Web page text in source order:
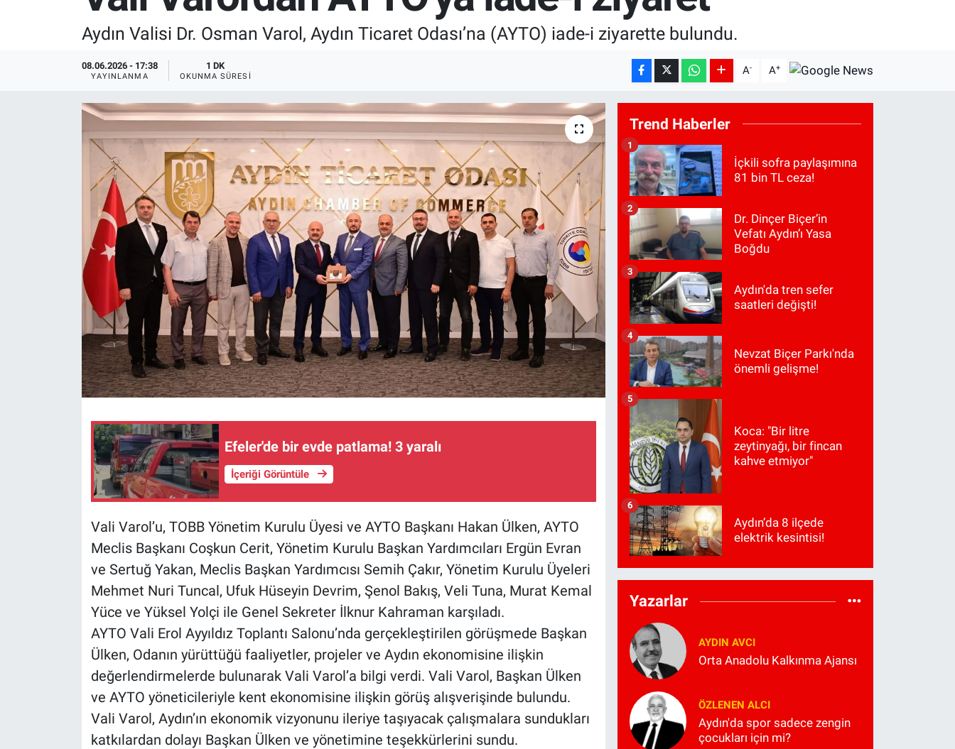
Aydın Valisi Dr. Osman Varol, Aydın Ticaret Odası’na (AYTO) iade-i ziyarette bulundu.
08.06.2026 - 17:38
YAYINLANMA
1 DK
OKUNMA SÜRESI A- A+
Efeler'de bir evde patlama! 3 yaralı
İçeriği Görüntüle
Vali Varol’u, TOBB Yönetim Kurulu Üyesi ve AYTO Başkanı Hakan Ülken, AYTO
Meclis Başkanı Coşkun Cerit, Yönetim Kurulu Başkan Yardımcıları Ergün Evran
ve Sertuğ Yakan, Meclis Başkan Yardımcısı Semih Çakır, Yönetim Kurulu Üyeleri
Mehmet Nuri Tuncal, Ufuk Hüseyin Devrim, Şenol Bakış, Veli Tuna, Murat Kemal
Yüce ve Yüksel Yolçi ile Genel Sekreter İlknur Kahraman karşıladı.
AYTO Vali Erol Ayyıldız Toplantı Salonu’nda gerçekleştirilen görüşmede Başkan
Ülken, Odanın yürüttüğü faaliyetler, projeler ve Aydın ekonomisine ilişkin
değerlendirmelerde bulunarak Vali Varol’a bilgi verdi. Vali Varol, Başkan Ülken
ve AYTO yöneticileriyle kent ekonomisine ilişkin görüş alışverişinde bulundu.
Vali Varol, Aydın’ın ekonomik vizyonunu ileriye taşıyacak çalışmalara sundukları
katkılardan dolayı Başkan Ülken ve yönetimine teşekkürlerini sundu.
Trend Haberler
İçkili sofra paylaşımına
81 bin TL ceza!
1
Dr. Dinçer Biçer’in
Vefatı Aydın’ı Yasa
Boğdu
2
Aydın'da tren sefer
saatleri değişti!
3
Nevzat Biçer Parkı'nda
önemli gelişme!
4
Koca: "Bir litre
zeytinyağı, bir fincan
kahve etmiyor"
5
Aydın’da 8 ilçede
elektrik kesintisi!
6
Yazarlar
AYDIN AVCI
Orta Anadolu Kalkınma Ajansı
ÖZLENEN ALCI
Aydın'da spor sadece zengin
çocukları için mi?
RESMİ İLANLAR